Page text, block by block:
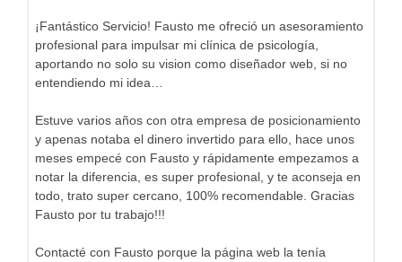
¡Fantástico Servicio! Fausto me ofreció un asesoramiento
profesional para impulsar mi clínica de psicología,
aportando no solo su vision como diseñador web, si no
entendiendo mi idea…
Estuve varios años con otra empresa de posicionamiento
y apenas notaba el dinero invertido para ello, hace unos
meses empecé con Fausto y rápidamente empezamos a
notar la diferencia, es super profesional, y te aconseja en
todo, trato super cercano, 100% recomendable. Gracias
Fausto por tu trabajo!!!
Contacté con Fausto porque la página web la tenía